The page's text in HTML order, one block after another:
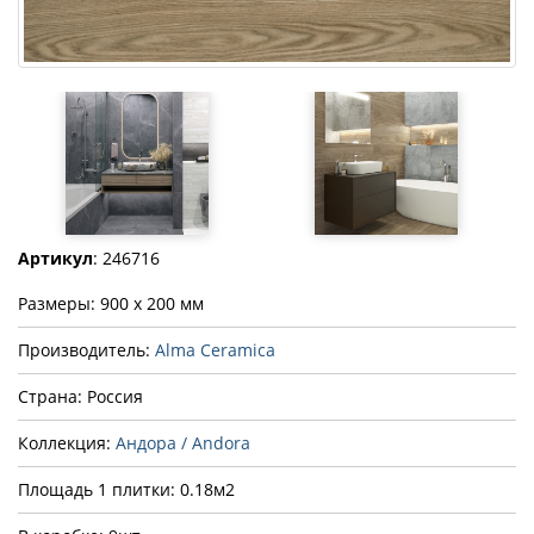
Артикул: 246716
Размеры: 900 x 200 мм
Производитель: Alma Ceramica
Страна: Россия
Коллекция: Андора / Andora
Площадь 1 плитки: 0.18м2